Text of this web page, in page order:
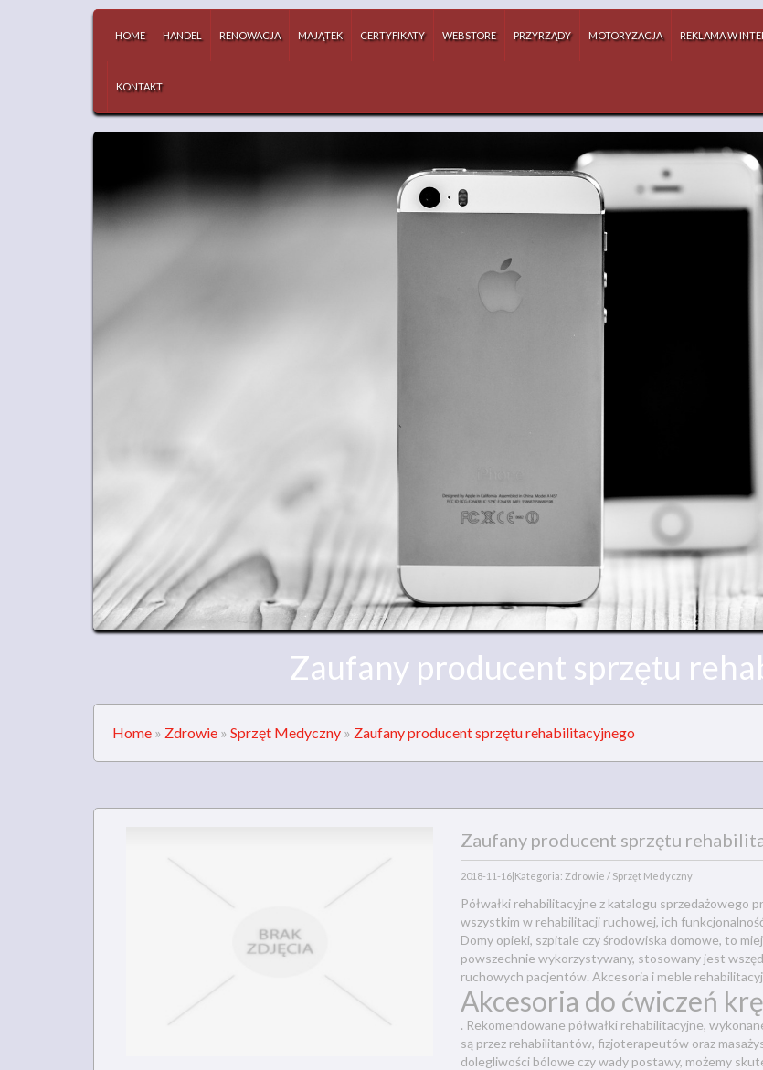
HOME HANDEL RENOWACJA MAJĄTEK CERTYFIKATY WEBSTORE PRZYRZĄDY MOTORYZACJA REKLAMA W
KONTAKT
Zaufany producent sprzętu
Home » Zdrowie » Sprzęt Medyczny » Zaufany producent sprzętu rehabilitacyjnego
Zaufany producent sprzętu
2018-11-16|Kategoria: Zdrowie / Sprzęt Medyczny
Półwałki rehabilitacyjne z katalogu sprzedażowego
wszystkim w rehabilitacji ruchowej, ich
Domy opieki, szpitale czy środowiska domowe, to
powszechnie wykorzystywany, stosowany jest
ruchowych pacjentów. Akcesoria i meble
Akcesoria do ćwiczeń
. Rekomendowane półwałki rehabilitacyjne,
są przez rehabilitantów, fizjoterapeutów oraz
dolegliwości bólowe czy wady postawy, możemy